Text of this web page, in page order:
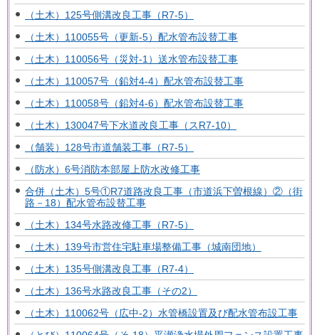
（土木）125号側溝改良工事（R7-5）
（土木）110055号（更新-5）配水管布設替工事
（土木）110056号（災対-1）送水管布設替工事
（土木）110057号（鉛対4-4）配水管布設替工事
（土木）110058号（鉛対4-6）配水管布設替工事
（土木）130047号下水道改良工事（スR7-10）
（舗装）128号市道舗装工事（R7-5）
（防水）6号消防本部屋上防水改修工事
合併（土木）5号①R7道路改良工事（市道浜下曽根線）②（街
路－18）配水管布設替工事
（土木）134号水路改修工事（R7-5）
（土木）139号市営住宅駐車場整備工事（城南団地）
（土木）135号側溝改良工事（R7-4）
（土木）136号水路改良工事（その2）
（土木）110062号（広中-2）水管橋設置及び配水管布設工事